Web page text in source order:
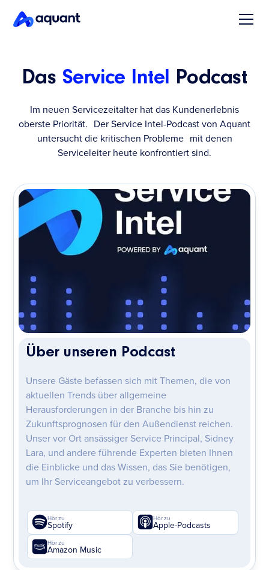
Das Service Intel Podcast
Im neuen Servicezeitalter hat das Kundenerlebnis
oberste Priorität. Der Service Intel-Podcast von Aquant
untersucht die kritischen Probleme mit denen
Serviceleiter heute konfrontiert sind.
Über unseren Podcast
Unsere Gäste befassen sich mit Themen, die von
aktuellen Trends über allgemeine
Herausforderungen in der Branche bis hin zu
Zukunftsprognosen für den Außendienst reichen.
Unser vor Ort ansässiger Service Principal, Sidney
Lara, und andere führende Experten bieten Ihnen
die Einblicke und das Wissen, das Sie benötigen,
um Ihr Serviceangebot zu verbessern.
Hör zu
Spotify
Hör zu
Apple-Podcasts
Hör zu
Amazon Music